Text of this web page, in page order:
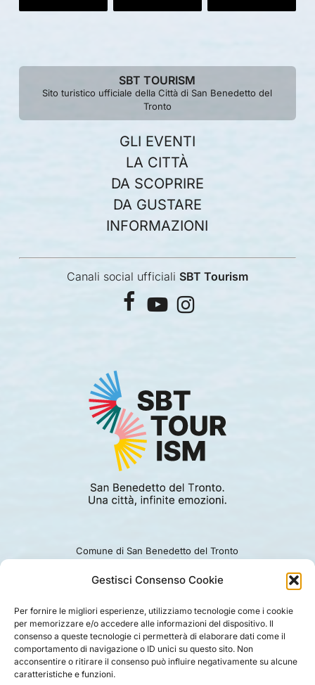
Gestisci Consenso Cookie
Per fornire le migliori esperienze, utilizziamo tecnologie come i cookie
per memorizzare e/o accedere alle informazioni del dispositivo. Il
consenso a queste tecnologie ci permetterà di elaborare dati come il
comportamento di navigazione o ID unici su questo sito. Non
acconsentire o ritirare il consenso può influire negativamente su alcune
caratteristiche e funzioni.
SBT TOURISM
Sito turistico ufficiale della Città di San Benedetto del
Tronto
GLI EVENTI
LA CITTÀ
DA SCOPRIRE
DA GUSTARE
INFORMAZIONI
Canali social ufficiali SBT Tourism
facebook
youtubeinstagram
Comune di San Benedetto del Tronto
Ufficio turismo: 0735.794229
PRIVACY |COOKIE | LEGAL |DISCLAIMER